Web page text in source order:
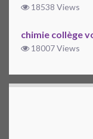
18538 Views
chimie collège
18007 Views